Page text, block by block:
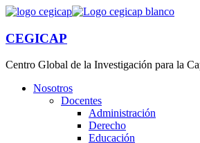
CEGICAP
Centro Global de la Investigación para la
Nosotros
Docentes
Administración
Derecho
Educación